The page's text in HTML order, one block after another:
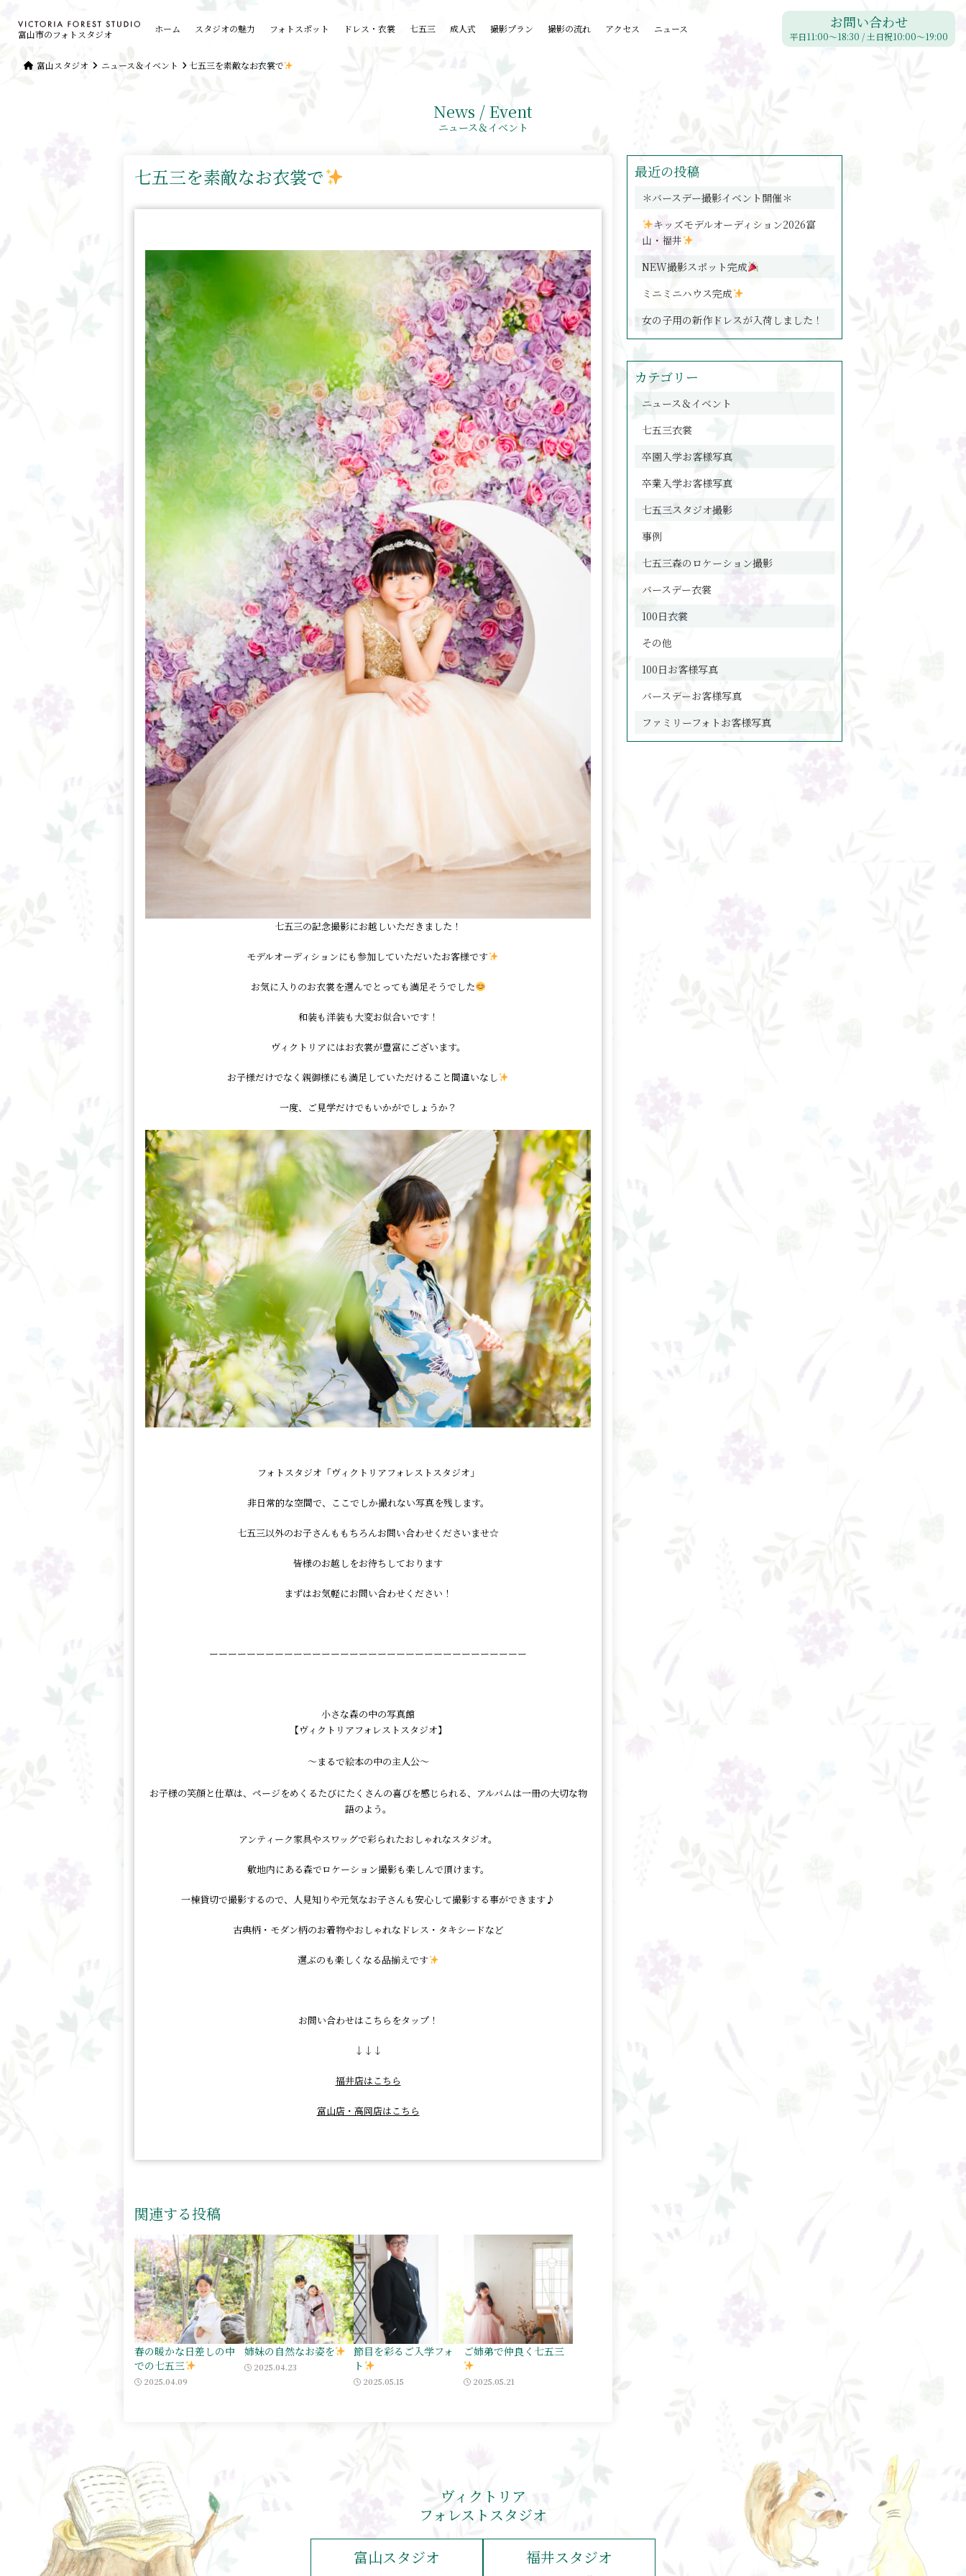
富山市のフォトスタジオ ホーム スタジオの魅力 フォトスポット ドレス・衣裳 七五三 成人式 撮影プラン 撮影の流れ アクセス ニュース お問い合わせ
平日11:00〜18:30 / 土日祝10:00〜19:00
富山スタジオ ニュース＆イベント 七五三を素敵なお衣裳で
News / Event
ニュース＆イベント
七五三を素敵なお衣裳で
七五三の記念撮影にお越しいただきました！
モデルオーディションにも参加していただいたお客様です
お気に入りのお衣裳を選んでとっても満足そうでした
和装も洋装も大変お似合いです！
ヴィクトリアにはお衣裳が豊富にございます。
お子様だけでなく親御様にも満足していただけること間違いなし
一度、ご見学だけでもいかがでしょうか？
フォトスタジオ「ヴィクトリアフォレストスタジオ」
非日常的な空間で、ここでしか撮れない写真を残します。
七五三以外のお子さんももちろんお問い合わせくださいませ☆
皆様のお越しをお待ちしております
まずはお気軽にお問い合わせください！
ーーーーーーーーーーーーーーーーーーーーーーーーーーーーーーーーーー
小さな森の中の写真館
【ヴィクトリアフォレストスタジオ】
～⁡まるで絵本の中の主人公～
お子様の笑顔と仕草は、ページをめくるたびにたくさんの喜びを感じられる、アルバムは一冊の大切な物
語のよう。
アンティーク家具やスワッグで彩られたおしゃれなスタジオ。
敷地内にある森でロケーション撮影も楽しんで頂けます。
一棟貸切で撮影するので、人見知りや元気なお子さんも安心して撮影する事ができます♪
古典柄・モダン柄のお着物やおしゃれなドレス・タキシードなど
選ぶのも楽しくなる品揃えです
お問い合わせはこちらをタップ！
↓↓↓
福井店はこちら
富山店・高岡店はこちら
関連する投稿
春の暖かな日差しの中
での七五三
2025.04.09
姉妹の自然なお姿を
2025.04.23
節目を彩るご入学フォ
ト
2025.05.15
ご姉弟で仲良く七五三
2025.05.21
最近の投稿
＊バースデー撮影イベント開催＊
キッズモデルオーディション2026富
山・福井
NEW撮影スポット完成
ミニミニハウス完成
女の子用の新作ドレスが入荷しました！
カテゴリー
ニュース＆イベント
七五三衣裳
卒園入学お客様写真
卒業入学お客様写真
七五三スタジオ撮影
事例
七五三森のロケーション撮影
バースデー衣裳
100日衣裳
その他
100日お客様写真
バースデーお客様写真
ファミリーフォトお客様写真
ヴィクトリア
フォレストスタジオ
富山スタジオ 福井スタジオ